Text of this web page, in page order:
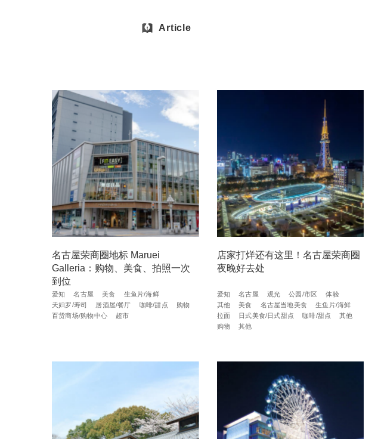
Article
名古屋荣商圈地标 Maruei
Galleria：购物、美食、拍照一次
到位
爱知 名古屋 美食
生鱼片/海鲜
天妇罗/寿司
居酒屋/餐厅 咖啡/甜点
购物
百货商场/购物中心
超市
店家打烊还有这里！名古屋荣商圈
夜晚好去处
爱知 名古屋 观光 公园/市区
体验
其他
美食 名古屋当地美食
生鱼片/海鲜
拉面
日式美食/日式甜点 咖啡/甜点
其他
购物
其他